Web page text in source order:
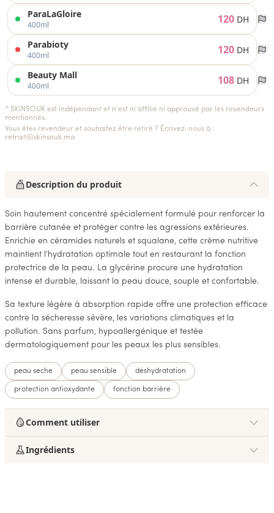
ParaLaGloire
400ml 120 DH
Parabioty
400ml 120 DH
Beauty Mall
400ml 108 DH
* SKINSOUK est indépendant et n'est ni affilié ni approuvé par les revendeurs
mentionnés.
Vous êtes revendeur et souhaitez être retiré ? Écrivez-nous à :
retrait@skinsouk.ma
Description du produit
Soin hautement concentré spécialement formulé pour renforcer la
barrière cutanée et protéger contre les agressions extérieures.
Enrichie en céramides naturels et squalane, cette crème nutritive
maintient l'hydratation optimale tout en restaurant la fonction
protectrice de la peau. La glycérine procure une hydratation
intense et durable, laissant la peau douce, souple et confortable.
Sa texture légère à absorption rapide offre une protection efficace
contre la sécheresse sévère, les variations climatiques et la
pollution. Sans parfum, hypoallergénique et testée
dermatologiquement pour les peaux les plus sensibles.
peau seche peau sensible déshydratation
protection antioxydante fonction barrière
Comment utiliser
Ingrédients